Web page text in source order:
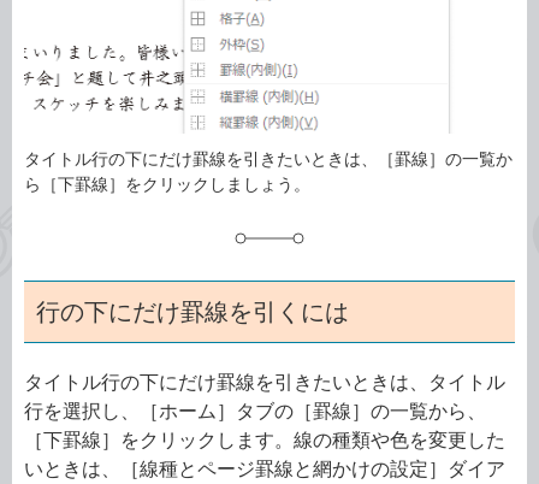
タイトル行の下にだけ罫線を引きたいときは、［罫線］の一覧か
ら［下罫線］をクリックしましょう。
行の下にだけ罫線を引くには
タイトル行の下にだけ罫線を引きたいときは、タイトル
行を選択し、［ホーム］タブの［罫線］の一覧から、
［下罫線］をクリックします。線の種類や色を変更した
いときは、［線種とページ罫線と網かけの設定］ダイア